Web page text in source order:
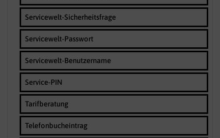
Servicewelt-Sicherheitsfrage
Servicewelt-Passwort
Servicewelt-Benutzername
Service-PIN
Tarifberatung
Telefonbucheintrag